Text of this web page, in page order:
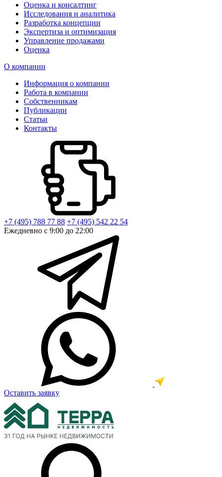
Оценка и консалтинг
Исследования и аналитика
Разработка концепции
Экспертиза и оптимизация
Управление продажами
Оценка
О компании
Информация о компании
Работа в компании
Собственникам
Публикации
Статьи
Контакты
+7 (495) 788 77 88 +7 (495) 542 22 54
Ежедневно с 9:00 до 22:00
Оставить заявку